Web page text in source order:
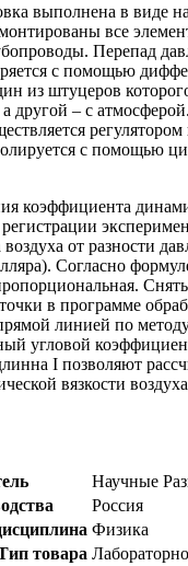
выполнена в виде
все
Перепад
с помощью
из штуцеров
другой – с
с помощью
коэффициента
воздуха от разности
Согласно
в программе
линией по
угловой
I позволяют
вязкости
Научные
Россия
Физика
товара